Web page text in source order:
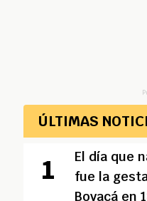
ÚLTIMAS
El día que
fue la
Boyacá en